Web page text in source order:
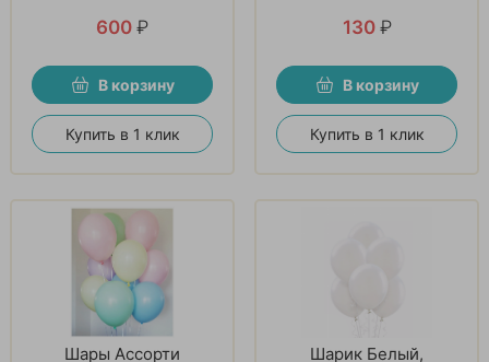
600 ₽
В корзину
Купить в 1 клик
130 ₽
В корзину
Купить в 1 клик
Шары Ассорти
Шарик Белый,